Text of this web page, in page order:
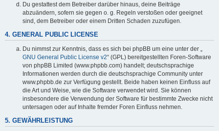
Du gestattest dem Betreiber darüber hinaus, deine Beiträge
abzuändern, sofern sie gegen o. g. Regeln verstoßen oder geeignet
sind, dem Betreiber oder einem Dritten Schaden zuzufügen.
4. GENERAL PUBLIC LICENSE
Du nimmst zur Kenntnis, dass es sich bei phpBB um eine unter der „
GNU General Public License v2“ (GPL) bereitgestellten Foren-Software
von phpBB Limited (www.phpbb.com) handelt; deutschsprachige
Informationen werden durch die deutschsprachige Community unter
www.phpbb.de zur Verfügung gestellt. Beide haben keinen Einfluss auf
die Art und Weise, wie die Software verwendet wird. Sie können
insbesondere die Verwendung der Software für bestimmte Zwecke nicht
untersagen oder auf Inhalte fremder Foren Einfluss nehmen.
5. GEWÄHRLEISTUNG